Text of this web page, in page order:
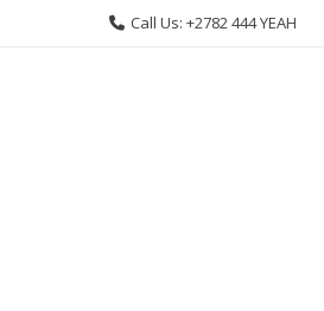
Call Us: +2782 444 YEAH